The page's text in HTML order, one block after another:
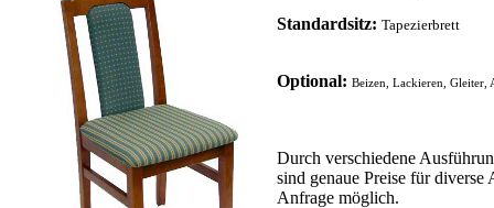
Standardsitz: Tapezierbrett
Optional: Beizen, Lackieren, Gleiter,
Durch verschiedene
sind genaue Preise für diverse
Anfrage möglich.